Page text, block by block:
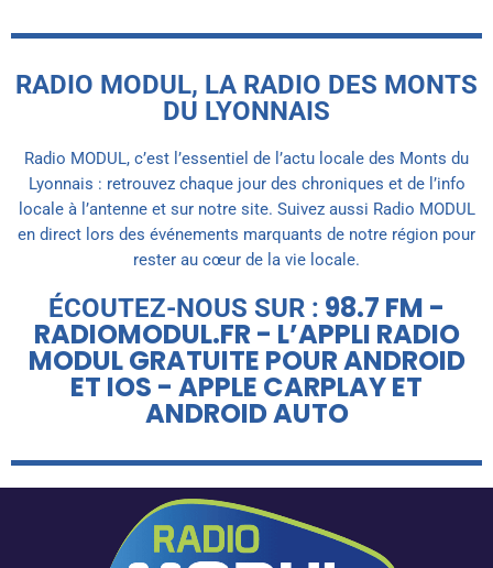
RADIO MODUL, LA RADIO DES MONTS
DU LYONNAIS
Radio MODUL, c’est l’essentiel de l’actu locale des Monts du
Lyonnais : retrouvez chaque jour des chroniques et de l’info
locale à l’antenne et sur notre site. Suivez aussi Radio MODUL
en direct lors des événements marquants de notre région pour
rester au cœur de la vie locale.
ÉCOUTEZ-NOUS SUR : 98.7 FM -
RADIOMODUL.FR - L’APPLI RADIO
MODUL GRATUITE POUR ANDROID
ET IOS - APPLE CARPLAY ET
ANDROID AUTO